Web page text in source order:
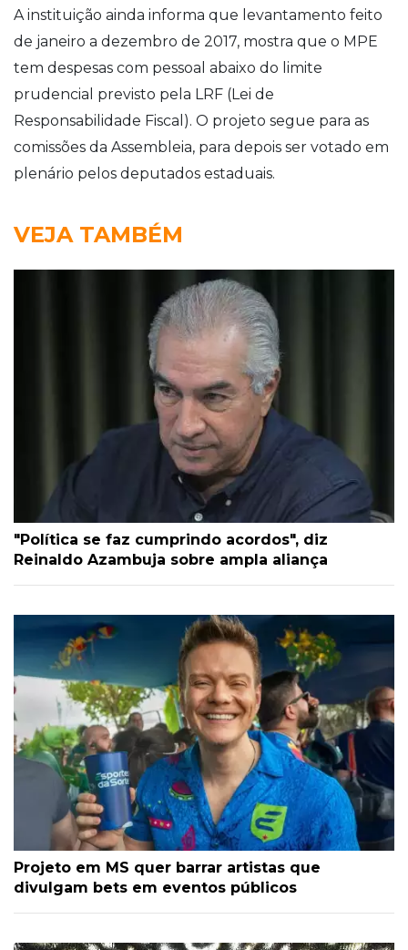
A instituição ainda informa que levantamento feito
de janeiro a dezembro de 2017, mostra que o MPE
tem despesas com pessoal abaixo do limite
prudencial previsto pela LRF (Lei de
Responsabilidade Fiscal). O projeto segue para as
comissões da Assembleia, para depois ser votado em
plenário pelos deputados estaduais.
VEJA TAMBÉM
"Política se faz cumprindo acordos", diz
Reinaldo Azambuja sobre ampla aliança
Projeto em MS quer barrar artistas que
divulgam bets em eventos públicos